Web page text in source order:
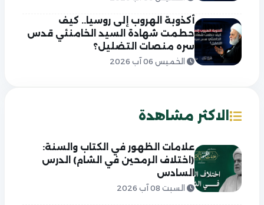
أكذوبة الهروب إلى روسيا.. كيف
حطمت شهادة السيد الخامنئي قدس
سره منصات التضليل؟
الخميس 06 آب 2026
الاكثر مشاهدة
علامات الظهور في الكتاب والسنة:
(اختلاف الرمحين في الشام) الدرس
السادس
السبت 08 آب 2026